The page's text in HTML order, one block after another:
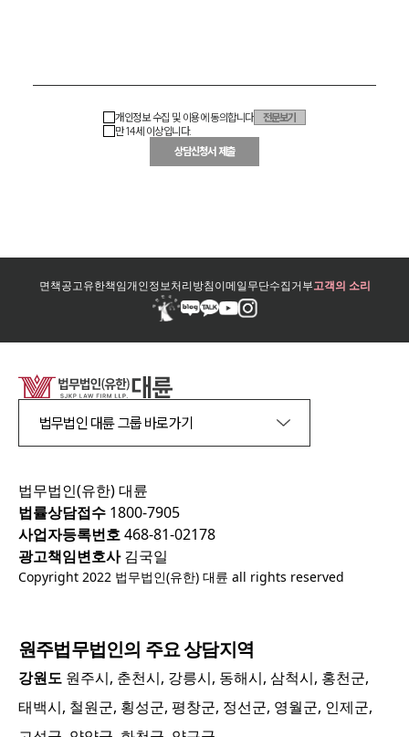
개인정보 수집 및 이용에 동의합니다
전문보기
만 14세 이상입니다.
상담신청서 제출
면책공고유한책임개인정보처리방침이메일무단수집거부고객의 소리
법무법인 대륜 그룹 바로가기
법무법인(유한) 대륜
법률상담접수 1800-7905
사업자등록번호468-81-02178
광고책임변호사김국일
Copyright 2022 법무법인(유한) 대륜 all rights reserved
원주법무법인의 주요 상담지역
강원도 원주시, 춘천시, 강릉시, 동해시, 삼척시, 홍천군,
태백시, 철원군, 횡성군, 평창군, 정선군, 영월군, 인제군,